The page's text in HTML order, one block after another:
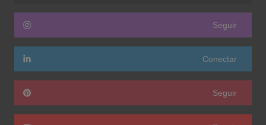
Seguir
Conectar
Seguir